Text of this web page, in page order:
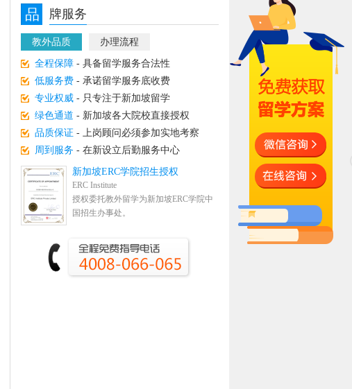
品 牌服务
教外品质 办理流程
全程保障 - 具备留学服务合法性
低服务费 - 承诺留学服务底收费
专业权威 - 只专注于新加坡留学
绿色通道 - 新加坡各大院校直接授权
品质保证 - 上岗顾问必须参加实地考察
周到服务 - 在新设立后勤服务中心